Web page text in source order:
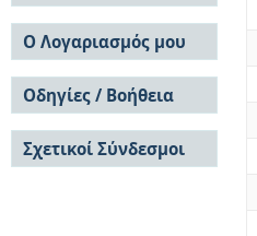
Σε όλο το DSpace
Κοινότητες & Συλλογές
Ανά Ημερομηνία
Έκδοσης
Συγγραφείς
Τίτλοι
Θέματα
Ο Λογαριασμός μου
Σύνδεση
Εγγραφή
Οδηγίες / Βοήθεια
Οδηγίες Υποβολής
Οδηγίες Χρήσης ΙΑ
Συχνές Ερωτήσεις
Σχετικοί Σύνδεσμοι